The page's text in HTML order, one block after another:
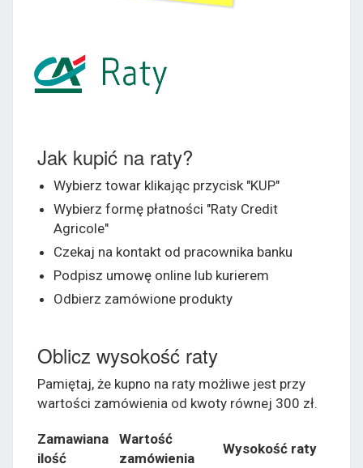
Jak kupić na raty?
Wybierz towar klikając przycisk "KUP"
Wybierz formę płatności "Raty Credit
Agricole"
Czekaj na kontakt od pracownika banku
Podpisz umowę online lub kurierem
Odbierz zamówione produkty
Oblicz wysokość raty
Pamiętaj, że kupno na raty możliwe jest przy
wartości zamówienia od kwoty równej 300 zł.
Zamawiana
ilość
Wartość
zamówienia
Wysokość raty